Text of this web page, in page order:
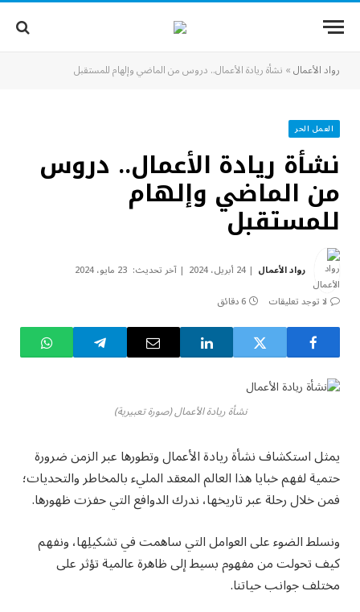
رواد الأعمال» نشأة ريادة الأعمال.. دروس من الماضي وإلهام للمستقبل
العمل الحر
نشأة ريادة الأعمال.. دروس
من الماضي وإلهام
للمستقبل
رواد الأعمال 24 أبريل، 2024 آخر تحديث: 23 مايو، 2024
لا توجد تعليقات
6 دقائق
نشأة ريادة الأعمال (صورة تعبيرية)
يمثل استكشاف نشأة ريادة الأعمال وتطورها عبر الزمن ضرورة
حتمية لفهم خبايا هذا العالم المعقد المليء بالمخاطر والتحديات؛
فمن خلال رحلة عبر تاريخها، ندرك الدوافع التي حفزت ظهورها.
ونسلط الضوء على العوامل التي ساهمت في تشكيلِها، ونفهم
كيف تحولت من مفهوم بسيط إلى ظاهرة عالمية تؤثر على
مختلف جوانب حياتنا.